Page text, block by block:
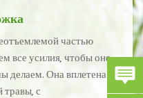
частью
все усилия, чтобы оно
делаем. Она вплетена
травы, с